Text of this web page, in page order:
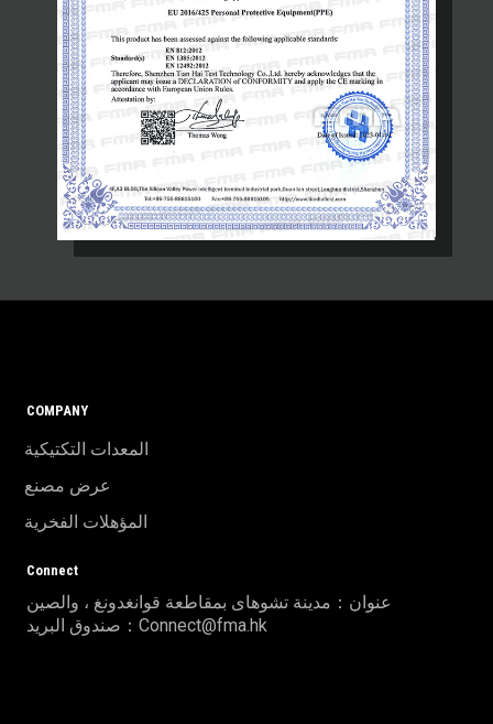
COMPANY
المعدات التكتيكية
عرض مصنع
المؤهلات الفخرية
Connect
عنوان：مدينة تشوهاى بمقاطعة قوانغدونغ ، والصين
صندوق البريد：Connect@fma.hk